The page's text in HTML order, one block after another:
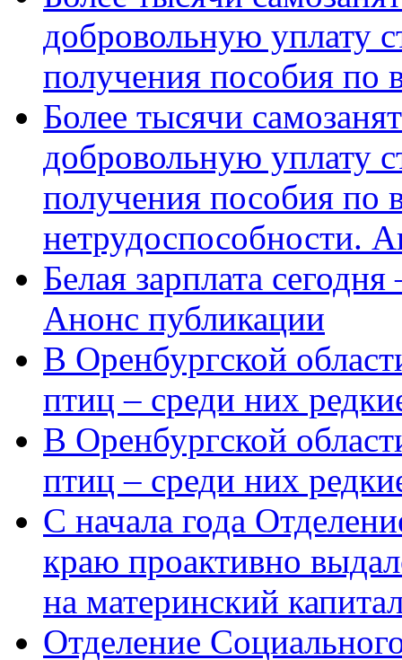
добровольную уплату
получения пособия по
Более тысячи
добровольную уплату
получения пособия по
нетрудоспособности.
Белая зарплата
Анонс публикации
В Оренбургской
птиц – среди них
В Оренбургской
птиц – среди них
С начала года
краю проактивно
на материнский
Отделение